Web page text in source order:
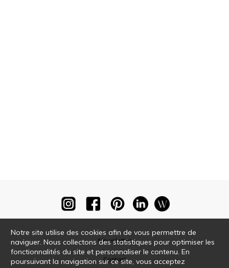
Newsletter
Contact
Notre site utilise des cookies afin de vous permettre de
naviguer. Nous collectons des statistiques pour optimiser les
fonctionnalités du site et personnaliser le contenu. En
poursuivant la navigation sur ce site, vous acceptez